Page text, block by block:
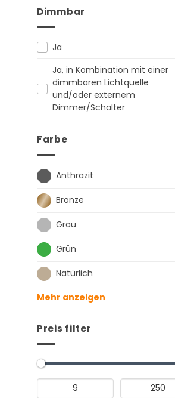
Dimmbar
Ja
Ja, in Kombination mit einer
dimmbaren Lichtquelle
und/oder externem
Dimmer/Schalter
Farbe
Anthrazit
Bronze
Grau
Grün
Natürlich
Mehr anzeigen
Preis filter